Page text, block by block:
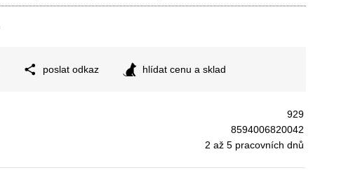
poslat odkaz hlídat cenu a sklad
929
8594006820042
2 až 5 pracovních dnů